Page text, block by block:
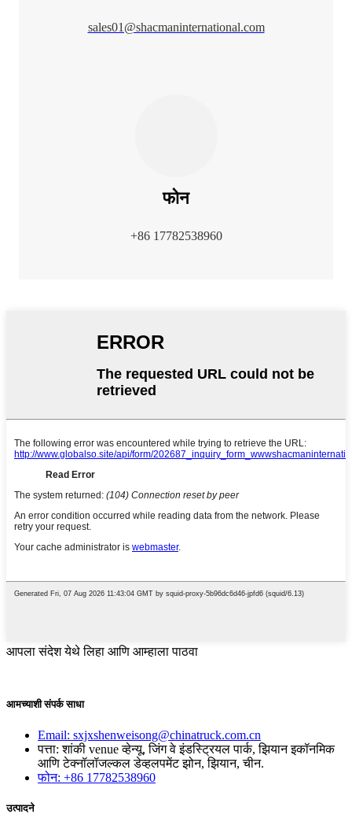
sales01@shacmaninternational.com
फोन
+86 17782538960
आपला संदेश येथे लिहा आणि आम्हाला पाठवा
आमच्याशी संपर्क साधा
Email: sxjxshenweisong@chinatruck.com.cn
पत्ता: शांकी venue व्हेन्यू, जिंग वे इंडस्ट्रियल पार्क, झियान इकॉनमिक
आणि टेक्नॉलॉजल्कल डेव्हलपमेंट झोन, झियान, चीन.
फोन: +86 17782538960
उत्पादने